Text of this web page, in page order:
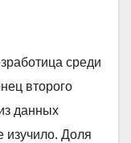
среди
второго
данных
изучило. Доля